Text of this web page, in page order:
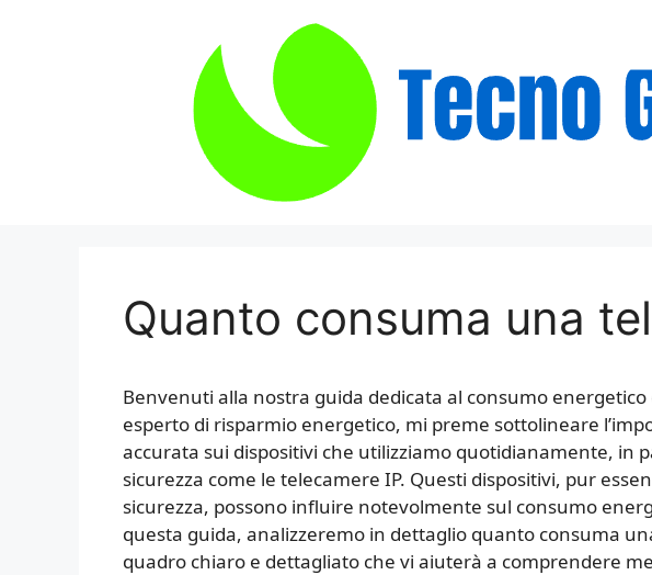
Quanto consuma una
Benvenuti alla nostra guida dedicata al consumo energetico
esperto di risparmio energetico, mi preme sottolineare
accurata sui dispositivi che utilizziamo quotidianamente, in
sicurezza come le telecamere IP. Questi dispositivi, pur
sicurezza, possono influire notevolmente sul consumo
questa guida, analizzeremo in dettaglio quanto consuma
quadro chiaro e dettagliato che vi aiuterà a comprendere